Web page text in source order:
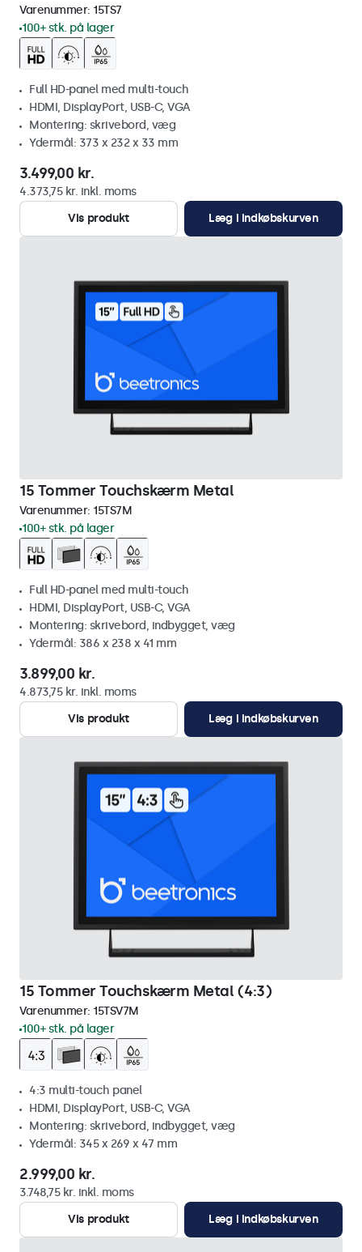
Varenummer: 15TS7
100+ stk. på lager
Full HD-panel med multi-touch
HDMI, DisplayPort, USB-C, VGA
Montering: skrivebord, væg
Ydermål: 373 x 232 x 33 mm
3.499,00 kr.
4.373,75 kr. inkl. moms
Vis produkt
Læg i indkøbskurven
15 Tommer Touchskærm Metal
Varenummer: 15TS7M
100+ stk. på lager
Full HD-panel med multi-touch
HDMI, DisplayPort, USB-C, VGA
Montering: skrivebord, indbygget, væg
Ydermål: 386 x 238 x 41 mm
3.899,00 kr.
4.873,75 kr. inkl. moms
Vis produkt
Læg i indkøbskurven
15 Tommer Touchskærm Metal (4:3)
Varenummer: 15TSV7M
100+ stk. på lager
4:3 multi-touch panel
HDMI, DisplayPort, USB-C, VGA
Montering: skrivebord, indbygget, væg
Ydermål: 345 x 269 x 47 mm
2.999,00 kr.
3.748,75 kr. inkl. moms
Vis produkt
Læg i indkøbskurven